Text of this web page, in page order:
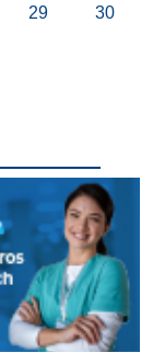
29 30